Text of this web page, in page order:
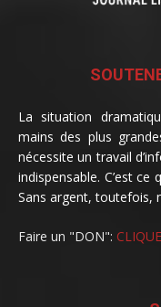
La situation
mains des plus
nécessite un travail
indispensable. C’est
Sans argent, toutefois,
Faire un "DON":